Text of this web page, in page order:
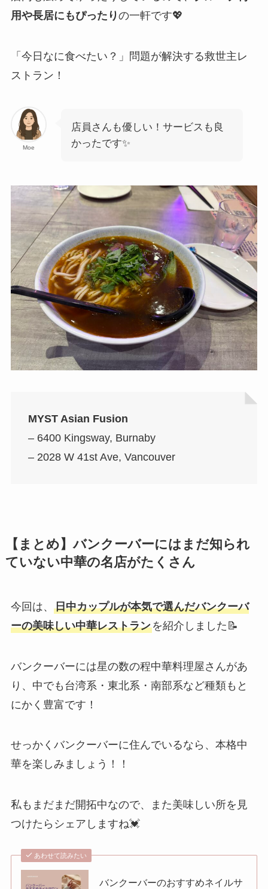
用や長居にもぴったりの一軒です💖
「今日なに食べたい？」問題が解決する救世主レ
ストラン！
Moe
店員さんも優しい！サービスも良
かったです✨
MYST Asian Fusion
– 6400 Kingsway, Burnaby
– 2028 W 41st Ave, Vancouver
【まとめ】バンクーバーにはまだ知られ
ていない中華の名店がたくさん
今回は、 日中カップルが本気で選んだバンクーバ
ーの美味しい中華レストランを紹介しました📝
バンクーバーには星の数の程中華料理屋さんがあ
り、中でも台湾系・東北系・南部系など種類もと
にかく豊富です！
せっかくバンクーバーに住んでいるなら、本格中
華を楽しみましょう！！
私もまだまだ開拓中なので、また美味しい所を見
つけたらシェアしますね💓
あわせて読みたい
バンクーバーのおすすめネイルサ